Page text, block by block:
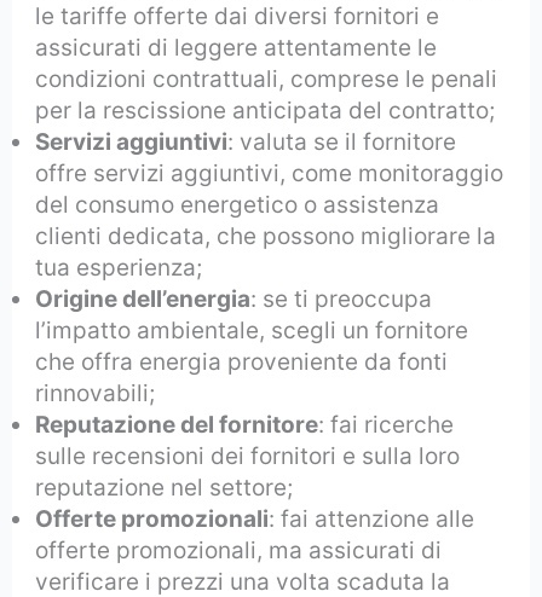
le tariffe offerte dai diversi fornitori e
assicurati di leggere attentamente le
condizioni contrattuali, comprese le penali
per la rescissione anticipata del contratto;
Servizi aggiuntivi: valuta se il fornitore
offre servizi aggiuntivi, come monitoraggio
del consumo energetico o assistenza
clienti dedicata, che possono migliorare la
tua esperienza;
Origine dell’energia: se ti preoccupa
l’impatto ambientale, scegli un fornitore
che offra energia proveniente da fonti
rinnovabili;
Reputazione del fornitore: fai ricerche
sulle recensioni dei fornitori e sulla loro
reputazione nel settore;
Offerte promozionali: fai attenzione alle
offerte promozionali, ma assicurati di
verificare i prezzi una volta scaduta la